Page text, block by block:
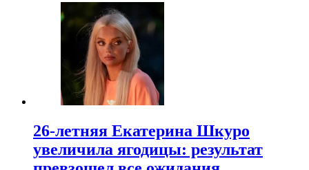
26-летняя Екатерина Шкуро
увеличила ягодицы: результат